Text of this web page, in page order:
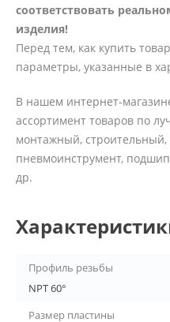
соответствовать
изделия!
Перед тем, как купить
параметры, указанные в
В нашем интернет-
ассортимент товаров по
монтажный,
пневмоинструмент,
др.
Профиль резьбы
NPT 60°
Размер пластины